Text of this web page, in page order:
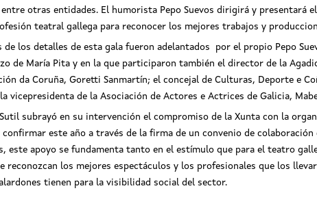
otras entidades. El humorista Pepo Suevos dirigirá y presentará
teatral gallega para reconocer los mejores trabajos y
de los detalles de esta gala fueron adelantados por el propio Pepo
de María Pita y en la que participaron también el director de la
da Coruña, Goretti Sanmartín; el concejal de Culturas, Deporte e
vicepresidenta de la Asociación de Actores e Actrices de Galicia,
subrayó en su intervención el compromiso de la Xunta con la
confirmar este año a través de la firma de un convenio de colaboración
este apoyo se fundamenta tanto en el estímulo que para el teatro
reconozcan los mejores espectáculos y los profesionales que los
tienen para la visibilidad social del sector.